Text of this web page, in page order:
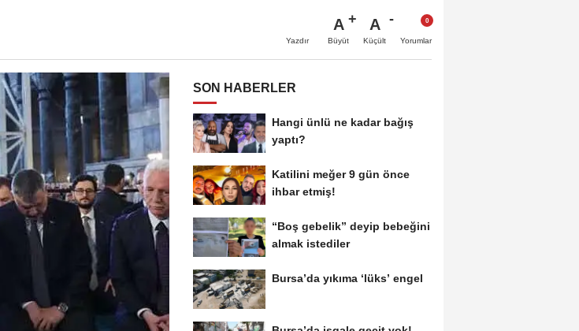
Yazdır
A
Büyüt
A
Küçült Yorumlar
SON HABERLER
Hangi ünlü ne kadar bağış
yaptı?
Katilini meğer 9 gün önce
ihbar etmiş!
“Boş gebelik” deyip bebeğini
almak istediler
Bursa’da yıkıma ‘lüks’ engel